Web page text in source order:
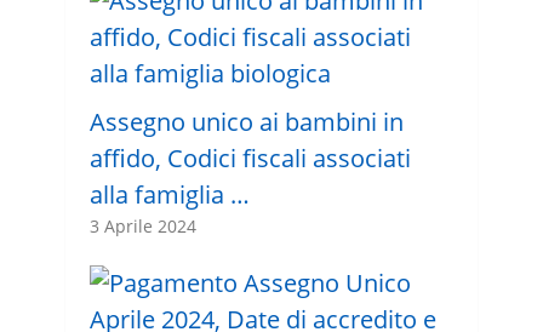
Assegno unico ai bambini in
affido, Codici fiscali associati
alla famiglia …
3 Aprile 2024